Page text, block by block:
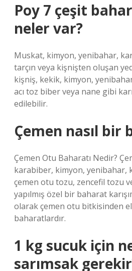
Poy 7 çeşit
neler var?
Muskat, kimyon, yenibahar,
tarçın veya kişnişten oluşan
kişniş, kekik, kimyon,
acı toz biber veya nane gibi
edilebilir.
Çemen nasıl bir
Çemen Otu Baharatı Nedir?
karabiber, kimyon, yenibahar,
çemen otu tozu, zencefil tozu
yapılmış özel bir baharat
olarak çemen otu bitkisinden
baharatlardır.
1 kg sucuk için
sarımsak